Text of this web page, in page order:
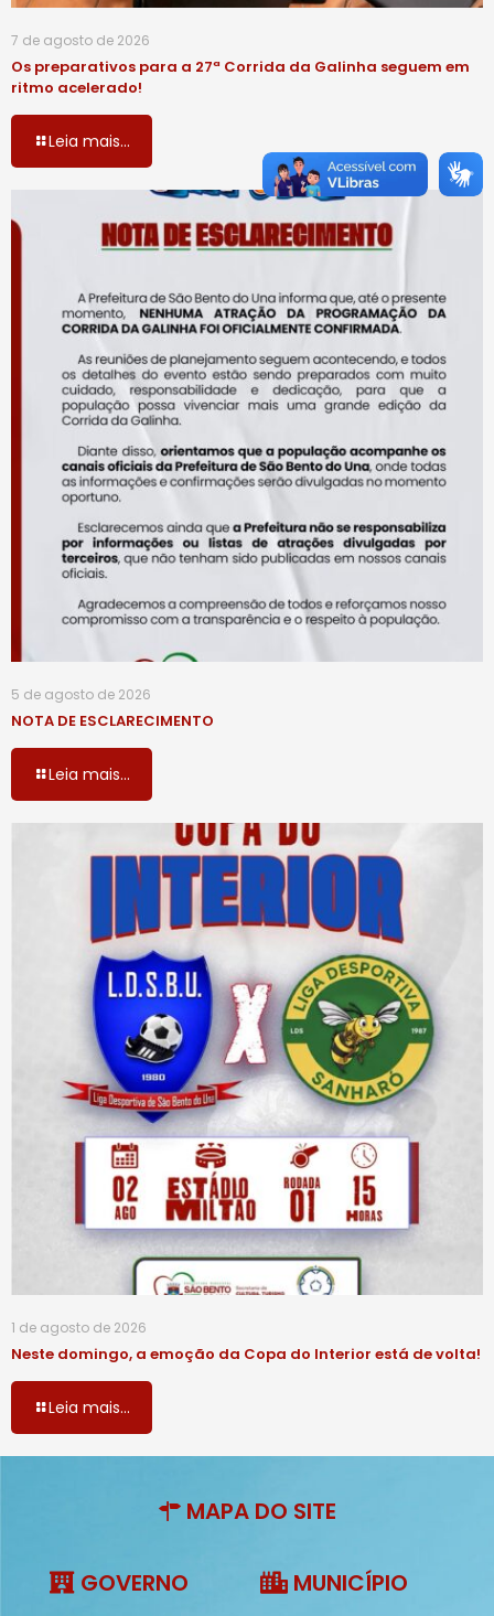
7 de agosto de 2026
Os preparativos para a 27ª Corrida da Galinha seguem em
ritmo acelerado!
Leia mais...
5 de agosto de 2026
NOTA DE ESCLARECIMENTO
Leia mais...
1 de agosto de 2026
Neste domingo, a emoção da Copa do Interior está de volta!
Leia mais...
MAPA DO SITE
GOVERNO MUNICÍPIO